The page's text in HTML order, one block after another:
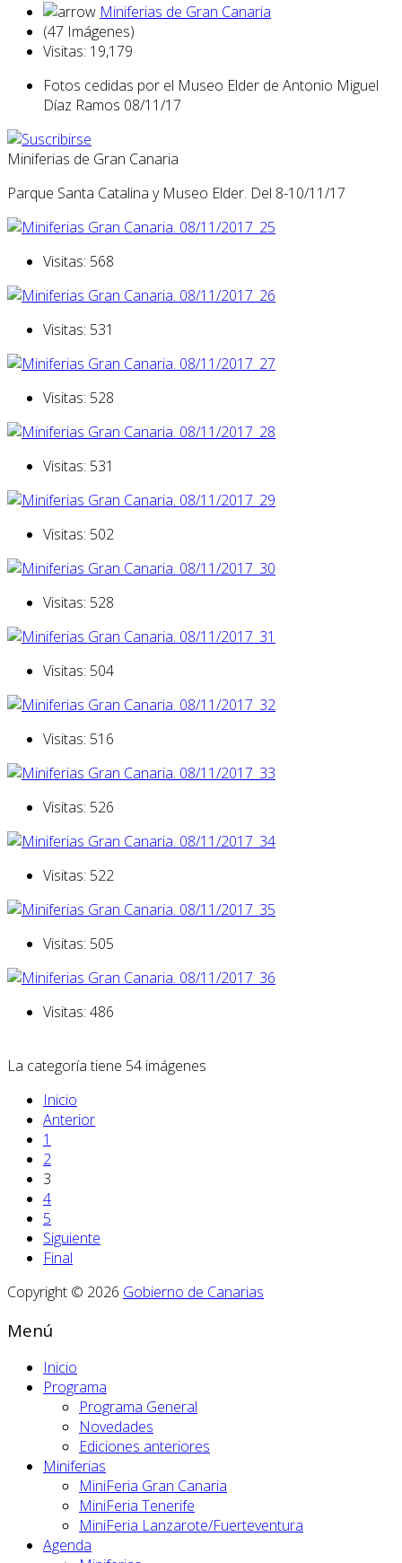
Miniferias de Gran Canaria
(47 Imágenes)
Visitas: 19,179
Fotos cedidas por el Museo Elder de Antonio Miguel
Díaz Ramos 08/11/17
Miniferias de Gran Canaria
Parque Santa Catalina y Museo Elder. Del 8-10/11/17
Visitas: 568
Visitas: 531
Visitas: 528
Visitas: 531
Visitas: 502
Visitas: 528
Visitas: 504
Visitas: 516
Visitas: 526
Visitas: 522
Visitas: 505
Visitas: 486
La categoría tiene 54 imágenes
Inicio
Anterior
1
2
3
4
5
Siguiente
Final
Copyright © 2026 Gobierno de Canarias
Menú
Inicio
Programa
Programa General
Novedades
Ediciones anteriores
Miniferias
MiniFeria Gran Canaria
MiniFeria Tenerife
MiniFeria Lanzarote/Fuerteventura
Agenda